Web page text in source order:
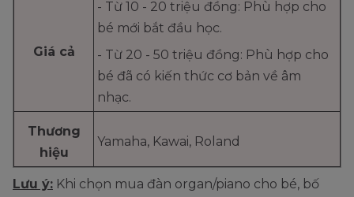
Giá cả
- Từ 10 - 20 triệu đồng: Phù hợp cho
bé mới bắt đầu học.
- Từ 20 - 50 triệu đồng: Phù hợp cho
bé đã có kiến thức cơ bản về âm
nhạc.
Thương
hiệu
Yamaha, Kawai, Roland
Lưu ý: Khi chọn mua đàn organ/piano cho bé, bố